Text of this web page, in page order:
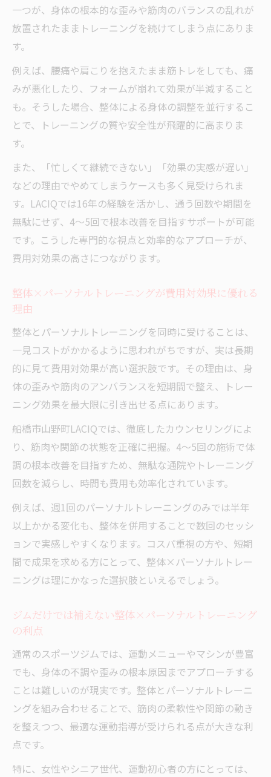
一つが、身体の根本的な歪みや筋肉のバランスの乱れが
放置されたままトレーニングを続けてしまう点にありま
す。
例えば、腰痛や肩こりを抱えたまま筋トレをしても、痛
みが悪化したり、フォームが崩れて効果が半減すること
も。そうした場合、整体による身体の調整を並行するこ
とで、トレーニングの質や安全性が飛躍的に高まりま
す。
また、「忙しくて継続できない」「効果の実感が遅い」
などの理由でやめてしまうケースも多く見受けられま
す。LACIQでは16年の経験を活かし、通う回数や期間を
無駄にせず、4～5回で根本改善を目指すサポートが可能
です。こうした専門的な視点と効率的なアプローチが、
費用対効果の高さにつながります。
整体×パーソナルトレーニングが費用対効果に優れる
理由
整体とパーソナルトレーニングを同時に受けることは、
一見コストがかかるように思われがちですが、実は長期
的に見て費用対効果が高い選択肢です。その理由は、身
体の歪みや筋肉のアンバランスを短期間で整え、トレー
ニング効果を最大限に引き出せる点にあります。
船橋市山野町LACIQでは、徹底したカウンセリングによ
り、筋肉や関節の状態を正確に把握。4～5回の施術で体
調の根本改善を目指すため、無駄な通院やトレーニング
回数を減らし、時間も費用も効率化されています。
例えば、週1回のパーソナルトレーニングのみでは半年
以上かかる変化も、整体を併用することで数回のセッシ
ョンで実感しやすくなります。コスパ重視の方や、短期
間で成果を求める方にとって、整体×パーソナルトレー
ニングは理にかなった選択肢といえるでしょう。
ジムだけでは補えない整体×パーソナルトレーニング
の利点
通常のスポーツジムでは、運動メニューやマシンが豊富
でも、身体の不調や歪みの根本原因までアプローチする
ことは難しいのが現実です。整体とパーソナルトレーニ
ングを組み合わせることで、筋肉の柔軟性や関節の動き
を整えつつ、最適な運動指導が受けられる点が大きな利
点です。
特に、女性やシニア世代、運動初心者の方にとっては、